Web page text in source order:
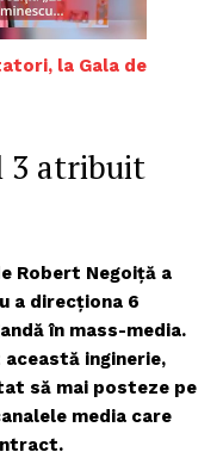
la Gala de
3 atribuit
Robert Negoiță a
a direcționa 6
în mass-media.
această inginerie,
să mai posteze pe
media care